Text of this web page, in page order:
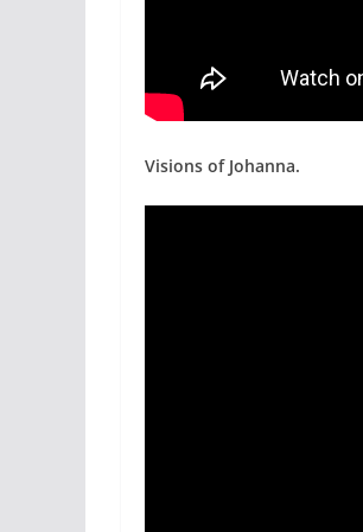
Visions of Johanna.